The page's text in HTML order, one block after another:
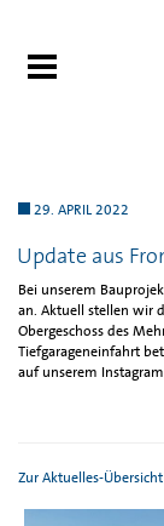
29. APRIL 2022
Update aus
Bei unserem
an. Aktuell stellen wir
Obergeschoss des
Tiefgarageneinfahrt
auf unserem
Zur Aktuelles-Übersicht